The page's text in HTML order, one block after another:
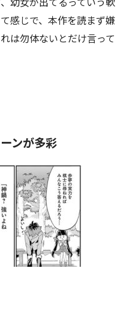
感じで、本作を読まず嫌
は勿体ないとだけ言って
ンが多彩